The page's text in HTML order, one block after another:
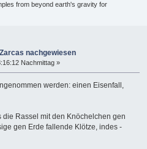
from beyond earth's gravity for
nachgewiesen
Nachmittag »
werden: einen Eisenfall,
die Rassel mit den Knöchelchen gen
gen Erde fallende Klötze, indes -